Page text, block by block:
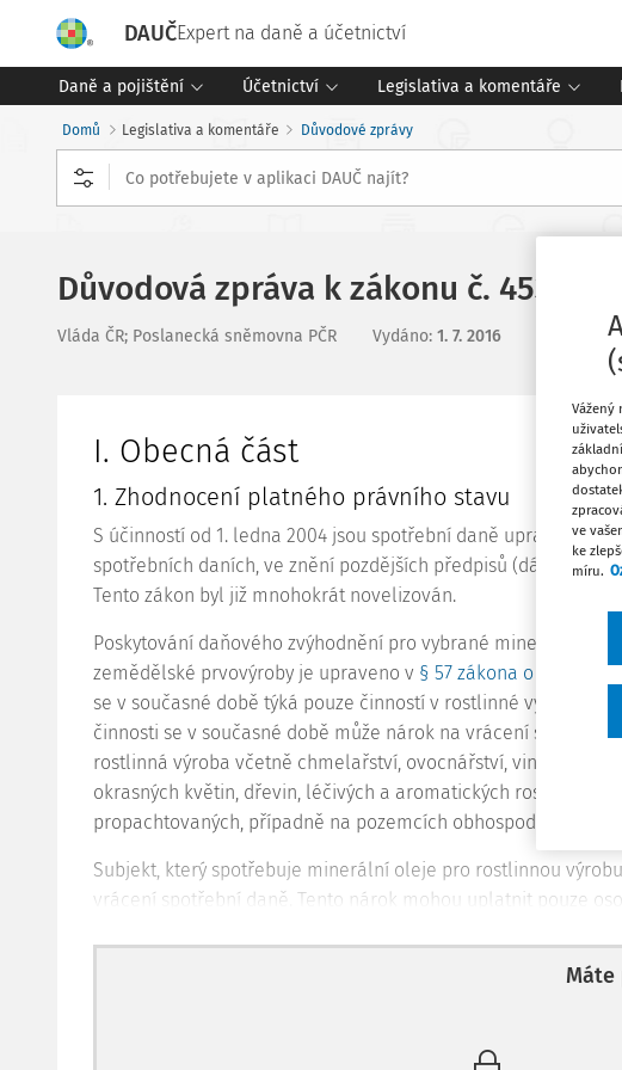
DAUČExpert na daně a účetnictví
Daně a pojištění Účetnictví Legislativa a komentáře
Domů Legislativa a komentáře Důvodové zprávy
Důvodová zpráva k zákonu č. 453/
Vláda ČR; Poslanecká sněmovna PČR Vydáno: 1. 7. 2016
I. Obecná část
1. Zhodnocení platného právního stavu
S účinností od 1. ledna 2004 jsou spotřební daně upraveny
spotřebních daních, ve znění pozdějších předpisů (dále jen „
Tento zákon byl již mnohokrát novelizován.
Poskytování daňového zvýhodnění pro vybrané minerální
zemědělské prvovýroby je upraveno v § 57 zákona o
se v současné době týká pouze činností v rostlinné výrobě.
činnosti se v současné době může nárok na vrácení
rostlinná výroba včetně chmelařství, ovocnářství,
okrasných květin, dřevin, léčivých a aromatických rostlin na
propachtovaných, případně na pozemcích
Subjekt, který spotřebuje minerální oleje pro rostlinnou
vrácení spotřební daně. Tento nárok mohou uplatnit pouze
Od 1. ledna 2016 činí výše nároku na vrácení spotřební daně
Máte
Vážený
ve
ke
míru.